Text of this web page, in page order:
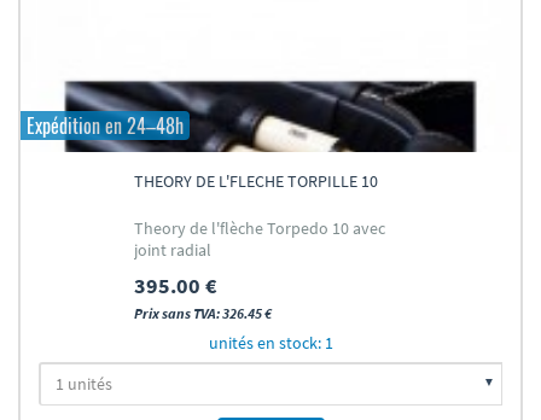
Expédition en 24–48h
THEORY DE L'FLECHE TORPILLE 10
Theory de l'flèche Torpedo 10 avec
joint radial
395.00 €
Prix sans TVA: 326.45 €
unités en stock: 1